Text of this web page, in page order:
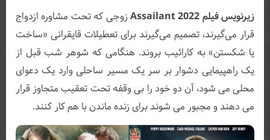
زیرنویس فیلم Assailant 2022
زوجی که تحت مشاوره ازدواج
قرار می‌گیرند، تصمیم می‌گیرند برای تعطیلات قایقرانی «ساخت
یا شکستن» به کارائیب بروند. هنگامی که شوهر شب قبل از
یک راهپیمایی دشوار بر سر یک مسیر ساحلی وارد یک دعوای
محلی می شود، آن دو خود را بی وقفه تحت تعقیب متجاوز قرار
می دهند و مجبور می شوند برای زنده ماندن با هم کار کنند.